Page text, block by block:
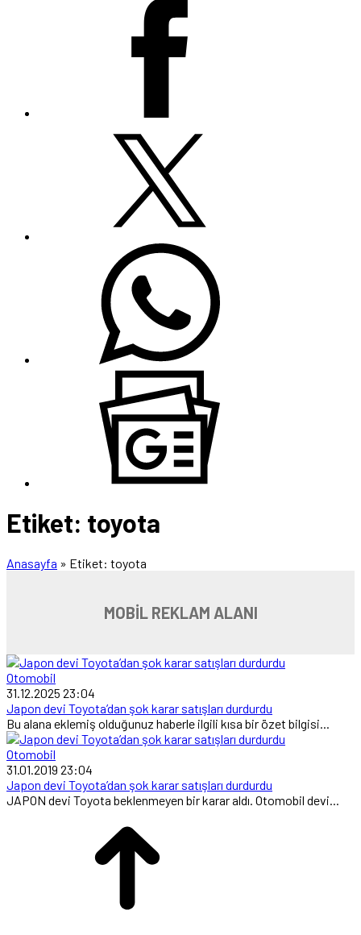
Etiket: toyota
Anasayfa » Etiket: toyota
MOBİL REKLAM ALANI
Otomobil
31.12.2025 23:04
Japon devi Toyota’dan şok karar satışları durdurdu
Bu alana eklemiş olduğunuz haberle ilgili kısa bir özet bilgisi...
Otomobil
31.01.2019 23:04
Japon devi Toyota’dan şok karar satışları durdurdu
JAPON devi Toyota beklenmeyen bir karar aldı. Otomobil devi...